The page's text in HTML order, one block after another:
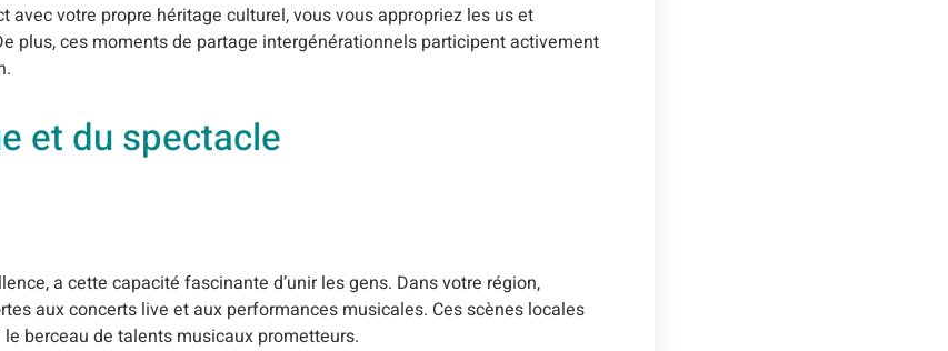
votre propre héritage culturel, vous vous appropriez les us et
plus, ces moments de partage intergénérationnels participent activement
et du spectacle
a cette capacité fascinante d’unir les gens. Dans votre région,
aux concerts live et aux performances musicales. Ces scènes locales
berceau de talents musicaux prometteurs.